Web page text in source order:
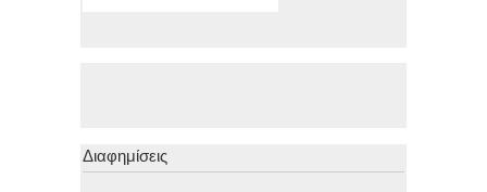
Διαφημίσεις